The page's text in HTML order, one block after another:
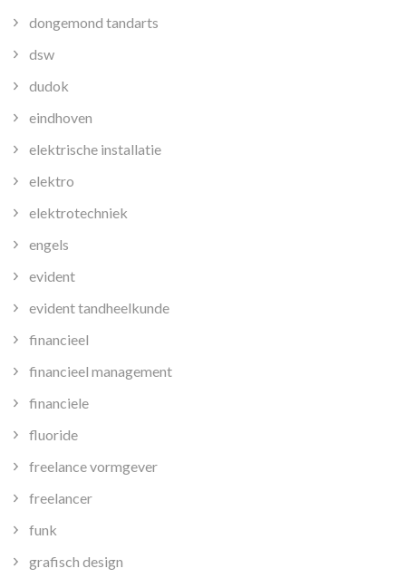
dongemond tandarts
dsw
dudok
eindhoven
elektrische installatie
elektro
elektrotechniek
engels
evident
evident tandheelkunde
financieel
financieel management
financiele
fluoride
freelance vormgever
freelancer
funk
grafisch design